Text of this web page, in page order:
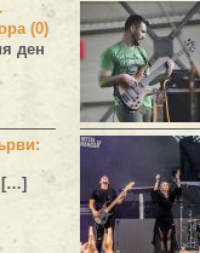
(0)
ден
[…]